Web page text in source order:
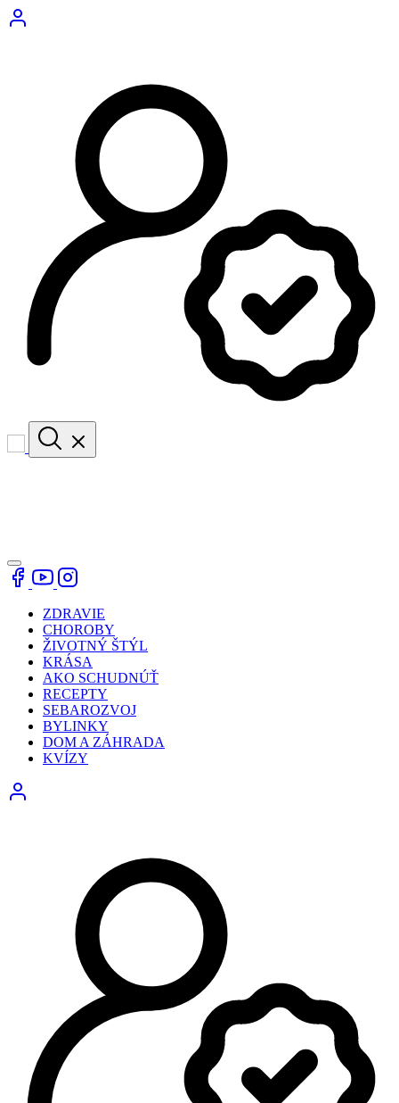
ZDRAVIE
CHOROBY
ŽIVOTNÝ ŠTÝL
KRÁSA
AKO SCHUDNÚŤ
RECEPTY
SEBAROZVOJ
BYLINKY
DOM A ZÁHRADA
KVÍZY